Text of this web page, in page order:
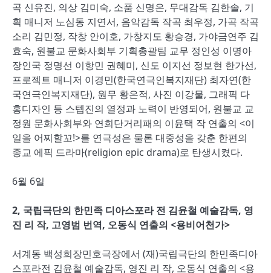
곡 신유진, 의상 김미숙, 소품 신명은, 무대감독 김한솔, 기
획 매니저 노심동 지연서, 음악감독 작곡 최우정, 가곡 작곡
소리 김민정, 작창 안이호, 가창지도 황승경, 가야금연주 김
효숙, 원불교 문화사회부 기획총괄팀 교무 정인성 이명아
장인국 정명선 이항민 권혜미, 신도 이지선 정보현 한가선,
프로젝트 매니저 이경민(한국연극인복지재단) 최자연(한
국연극인복지재단), 원무 황은적, 사진 이강물, 그래픽 다
홍디자인 등 스텝진의 열정과 노력이 반영되어, 원불교 교
정원 문화사회부와 연희단거리패의 이윤택 작 연출의 <이
일을 어찌할꼬!>를 연극성은 물론 대중성을 갖춘 한편의
종교 에픽 드라마(religion epic drama)로 탄생시켰다.
6월 6일
2, 국립극단의 한민족 디아스포라 전 김윤철 예술감독, 영
진 리 작, 고영범 번역, 오동식 연출의 <용비어천가>
서계동 백성희장민호극장에서 (재)국립극단의 한민족디아
스포라전 김윤철 예술감독, 영진 리 작, 오동식 연출의 <용